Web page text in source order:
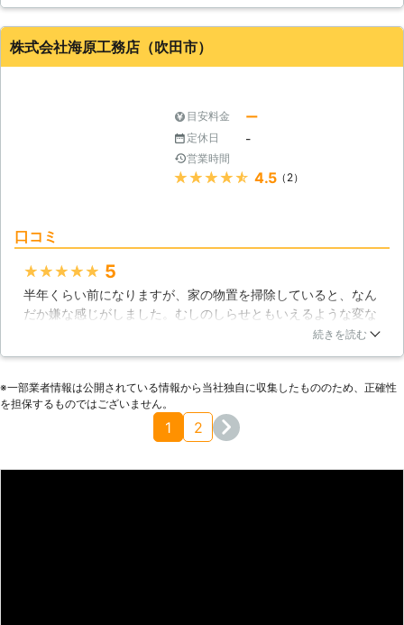
た。値段も事前に見積りを教えてくださるので安心でした。
大阪府 大阪市東淀川区 2016年10月29日
株式会社海原工務店（吹田市）
目安料金 ー
定休日 -
営業時間
★★★★★ 4.5（2）
口コミ
★★★★★ 5
半年くらい前になりますが、家の物置を掃除していると、なん
だか嫌な感じがしました。むしのしらせともいえるような変な
感じがしました。私は、妙に気になったので、業者の方に依頼
によかったです。これからは気を付けてみたいと思います。
2016年11月28日
続きを読む
※⼀部業者情報は公開されている情報から当社独⾃に収集したもののため、正確性
を担保するものではございません。
1 2